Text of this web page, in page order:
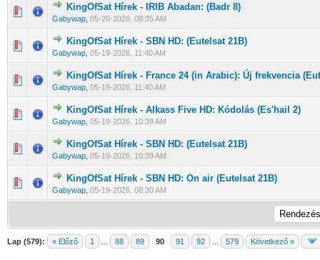
KingOfSat Hírek - IRIB Abadan: (Badr 8)
Gabywap 05-20-2026, 08:35 AM
0 Szavazat - 0 / 5 átlagban
12 345
KingOfSat Hírek - SBN HD: (Eutelsat 21B)
Gabywap 05-19-2026, 11:40 AM
0 Szavazat - 0 / 5 átlagban
12 3 45
KingOfSat Hírek - France 24 (in Arabic): Új frekvencia
Gabywap 05-19-2026, 11:40 AM
0 Szavazat - 0 / 5 átlagban
1234 5
KingOfSat Hírek - Alkass Five HD: Kódolás (Es'hail 2)
Gabywap 05-19-2026, 10:39 AM
0 Szavazat - 0 / 5 átlagban
1234 5
KingOfSat Hírek - SBN HD: (Eutelsat 21B)
Gabywap 05-19-2026, 10:39 AM
0 Szavazat - 0 / 5 átlagban
12 3 45
KingOfSat Hírek - SBN HD: On air (Eutelsat 21B)
Gabywap 05-19-2026, 08:30 AM
0 Szavazat - 0 / 5 átlagban
12 3 45
Lap (579): « Előző 1 88 89 90 91 92 579 Következő »